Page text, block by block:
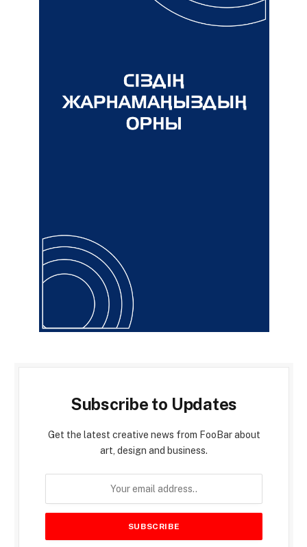
Subscribe to Updates
Get the latest creative news from FooBar about
art, design and business.